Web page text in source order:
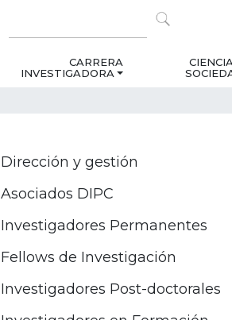
CARRERA
INVESTIGADORA
Dirección y gestión
Asociados DIPC
Investigadores Permanentes
Fellows de Investigación
Investigadores Post-doctorales